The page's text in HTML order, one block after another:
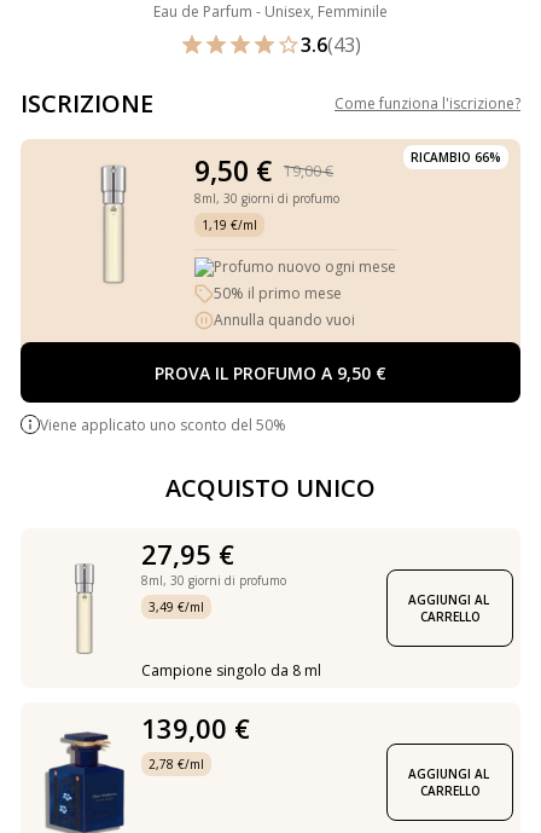
Eau de Parfum - Unisex, Femminile
3.6(43)
ISCRIZIONE Come funziona l'iscrizione?
RICAMBIO 66%
9,50 € 19,00 €
8ml, 30 giorni di profumo
1,19 €/ml
Profumo nuovo ogni mese
50% il primo mese
Annulla quando vuoi
PROVA IL PROFUMO A 9,50 €
Viene applicato uno sconto del 50%
ACQUISTO UNICO
27,95 €
8ml, 30 giorni di profumo
3,49 €/ml
Campione singolo da 8 ml
AGGIUNGI AL
CARRELLO
139,00 €
2,78 €/ml
AGGIUNGI AL
CARRELLO